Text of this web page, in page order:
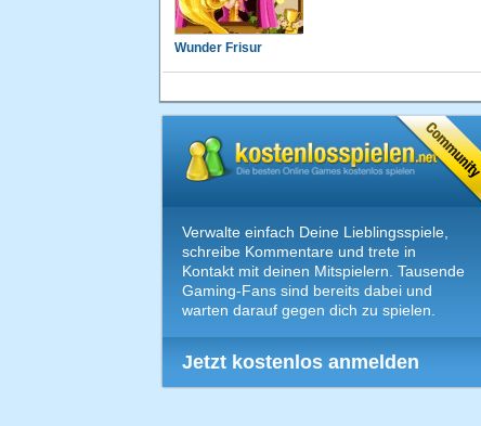
Wunder Frisur
Verwalte einfach Deine Lieblingsspiele,
schreibe Kommentare und trete in
Kontakt mit deinen Mitspielern. Tausende
Gaming-Fans sind bereits dabei und
warten darauf gegen dich zu spielen.
Jetzt kostenlos anmelden